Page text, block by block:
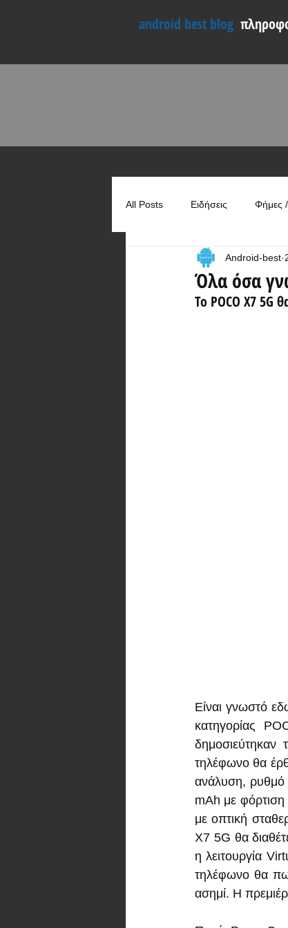
android best blog
All Posts Ειδήσεις Φήμες
Συγκρίσεις Χρήσιμα
Όλα όσα
Android-best
Το POCO X7 5G
Είναι γνωστό
κατηγορίας
τηλέφωνο θα
ανάλυση, ρυθμό
mAh με φόρτιση
με οπτική
X7 5G θα
η λειτουργία
τηλέφωνο θα
ασημί. Η